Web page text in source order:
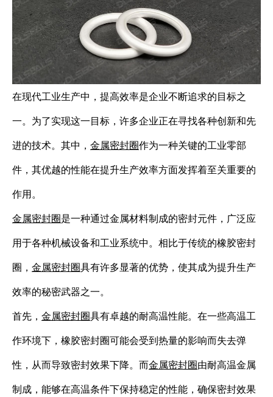
在现代工业生产中，提高效率是企业不断追求的目标之
一。为了实现这一目标，许多企业正在寻找各种创新和先
进的技术。其中， 金属密封圈作为一种关键的工业零部
件，其优越的性能在提升生产效率方面发挥着至关重要的
作用。
金属密封圈是一种通过金属材料制成的密封元件，广泛应
用于各种机械设备和工业系统中。相比于传统的橡胶密封
圈， 金属密封圈具有许多显著的优势，使其成为提升生产
效率的秘密武器之一。
首先， 金属密封圈具有卓越的耐高温性能。在一些高温工
作环境下，橡胶密封圈可能会受到热量的影响而失去弹
性，从而导致密封效果下降。而金属密封圈由耐高温金属
制成，能够在高温条件下保持稳定的性能，确保密封效果